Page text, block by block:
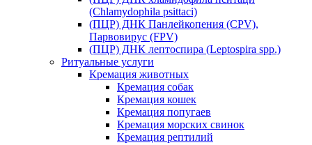
(Chlamydophila psittaci)
(ПЦР) ДНК Панлейкопения (CPV),
Парвовирус (FPV)
(ПЦР) ДНК лептоспира (Leptospira spp.)
Ритуальные услуги
Кремация животных
Кремация собак
Кремация кошек
Кремация попугаев
Кремация морских свинок
Кремация рептилий